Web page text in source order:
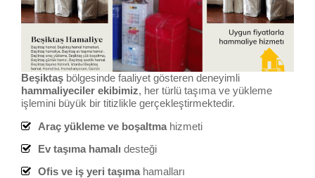
Beşiktaş bölgesinde faaliyet gösteren deneyimli
hammaliyeciler ekibimiz, her türlü taşıma ve yükleme
işlemini büyük bir titizlikle gerçekleştirmektedir.
Araç yükleme ve boşaltma hizmeti
Ev taşıma hamalı desteği
Ofis ve iş yeri taşıma hamalları